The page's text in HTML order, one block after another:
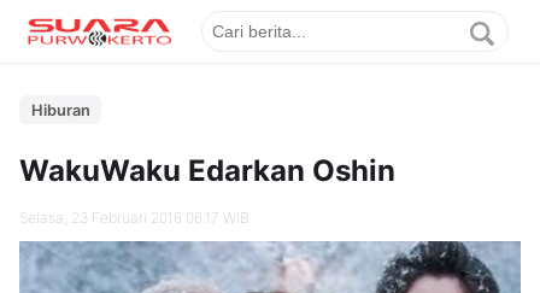
Hiburan
WakuWaku Edarkan Oshin
Selasa, 23 Februari 2016 06.17 WIB